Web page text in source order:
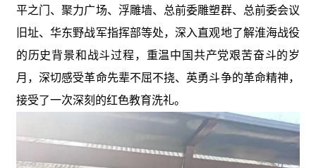
平之门、聚力广场、浮雕墙、总前委雕塑群、总前委会议
旧址、华东野战军指挥部等处，深入直观地了解淮海战役
的历史背景和战斗过程，重温中国共产党艰苦奋斗的岁
月，深切感受革命先辈不屈不挠、英勇斗争的革命精神，
接受了一次深刻的红色教育洗礼。